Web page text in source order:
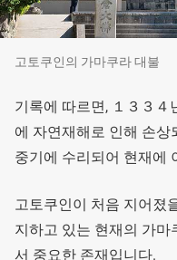
고토쿠인의 가마쿠라 대불
기록에 따르면, １３３４
에 자연재해로 인해 손상
중기에 수리되어 현재에
고토쿠인이 처음 지어졌
지하고 있는 현재의 가마
서 중요한 존재입니다.